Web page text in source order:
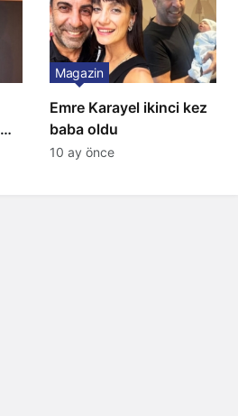
Emre Karayel ikinci kez
baba oldu
Magazin
10 ay önce